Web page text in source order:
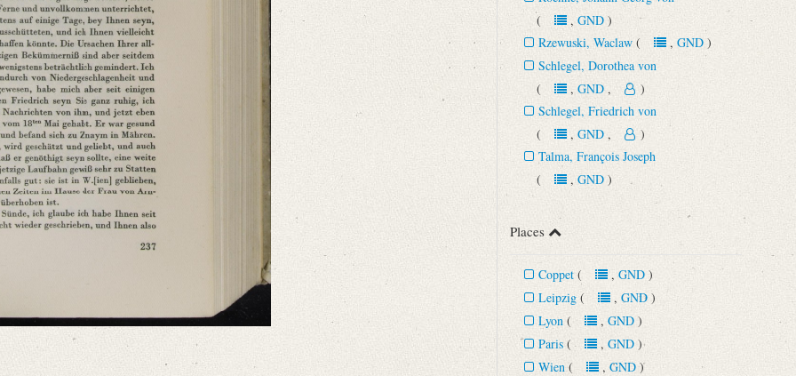
(, GND)
Rzewuski, Waclaw (, GND)
Schlegel, Dorothea von
(, GND, )
Schlegel, Friedrich von
(, GND, )
Talma, François Joseph
(, GND)
Places
Coppet (, GND)
Leipzig (, GND)
Lyon (, GND)
Paris (, GND)
Wien (, GND)